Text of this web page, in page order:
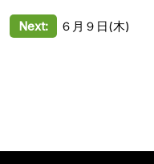
投
ー
Next: ６月９日(木)